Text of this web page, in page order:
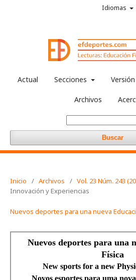
Actual Secciones
Archivos
Buscar
Idiomas
Inicio / Archivos / Vol. 23 Núm. 243
Innovación y Experiencias
Nuevos deportes para una nueva